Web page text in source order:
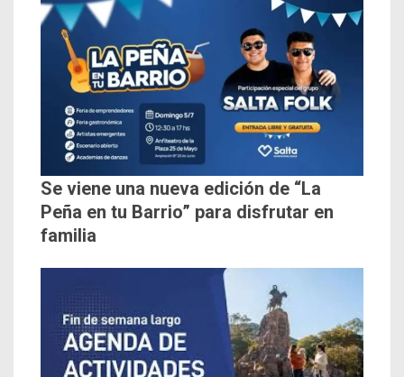
Se viene una nueva edición de “La
Peña en tu Barrio” para disfrutar en
familia